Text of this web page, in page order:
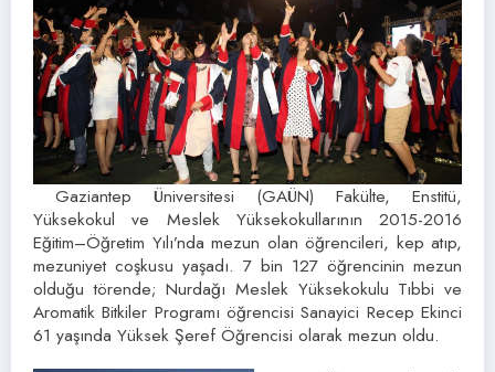
Gaziantep Üniversitesi (GAÜN) Fakülte, Enstitü,
Yüksekokul ve Meslek Yüksekokullarının 2015-2016
Eğitim–Öğretim Yılı’nda mezun olan öğrencileri, kep atıp,
mezuniyet coşkusu yaşadı. 7 bin 127 öğrencinin mezun
olduğu törende; Nurdağı Meslek Yüksekokulu Tıbbi ve
Aromatik Bitkiler Programı öğrencisi Sanayici Recep Ekinci
61 yaşında Yüksek Şeref Öğrencisi olarak mezun oldu.